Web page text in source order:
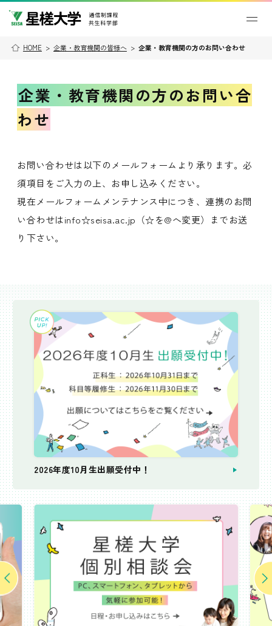
HOME > 企業・教育機関の皆様へ> 企業・教育機関の方のお問い合わせ
企業・教育機関の方のお問い合
わせ
お問い合わせは以下のメールフォームより承ります。必
須項目をご入力の上、お申し込みください。
現在メールフォームメンテナンス中につき、連携のお問
い合わせはinfo☆seisa.ac.jp（☆を@へ変更）までお送
り下さい。
2026年度10月生出願受付中！